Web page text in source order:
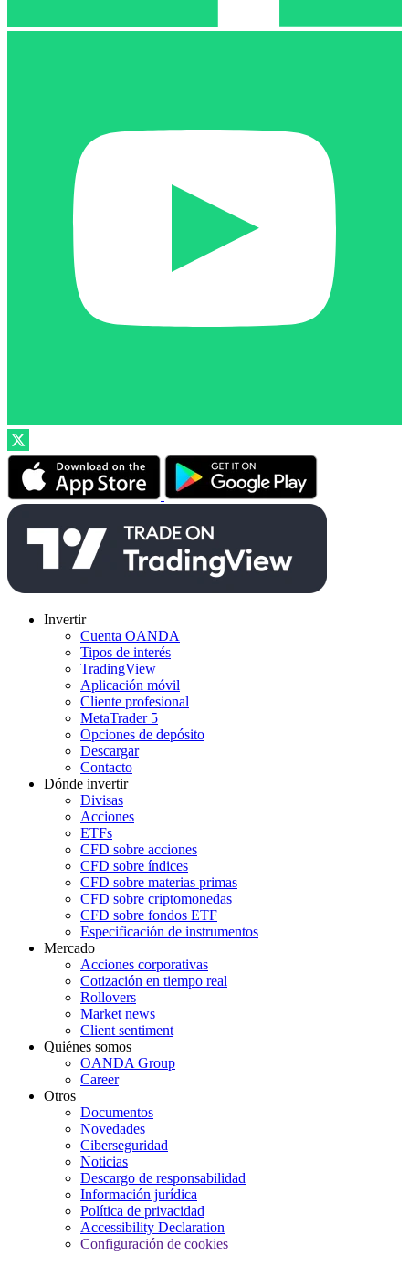
Invertir
Cuenta OANDA
Tipos de interés
TradingView
Aplicación móvil
Cliente profesional
MetaTrader 5
Opciones de depósito
Descargar
Contacto
Dónde invertir
Divisas
Acciones
ETFs
CFD sobre acciones
CFD sobre índices
CFD sobre materias primas
CFD sobre criptomonedas
CFD sobre fondos ETF
Especificación de instrumentos
Mercado
Acciones corporativas
Cotización en tiempo real
Rollovers
Market news
Client sentiment
Quiénes somos
OANDA Group
Career
Otros
Documentos
Novedades
Ciberseguridad
Noticias
Descargo de responsabilidad
Información jurídica
Política de privacidad
Accessibility Declaration
Configuración de cookies